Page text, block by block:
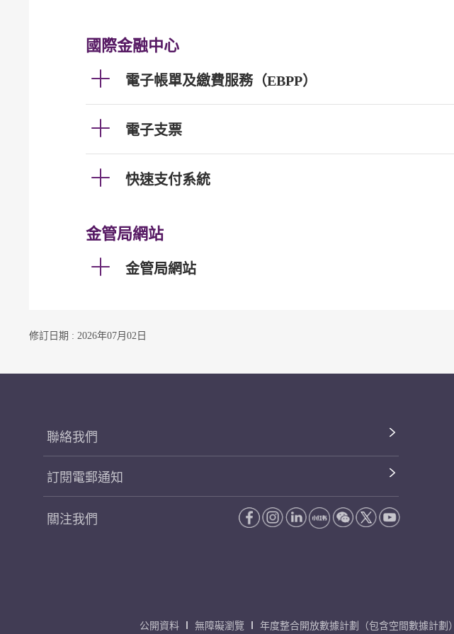
國際金融中心
電子帳單及繳費服務（EBPP）
電子支票
快速支付系統
金管局網站
金管局網站
修訂日期 : 2026年07月02日
聯絡我們
訂閱電郵通知
關注我們
公開資料 無障礙瀏覽 年度整合開放數據計劃（包含空間數據計劃）